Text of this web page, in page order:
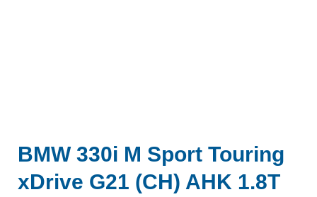
BMW 330i M Sport Touring
xDrive G21 (CH) AHK 1.8T